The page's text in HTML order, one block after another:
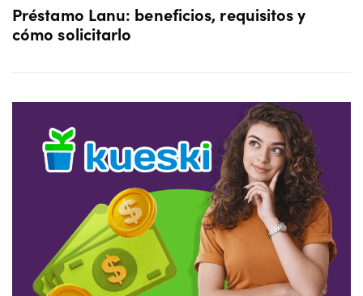
Préstamo Lanu: beneficios, requisitos y
cómo solicitarlo